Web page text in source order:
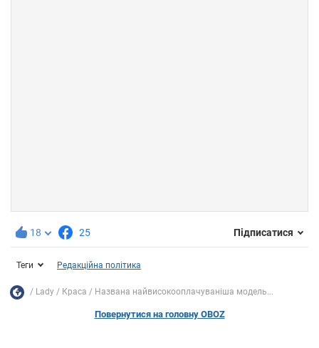
18 25 Підписатися
Теги Редакційна політика
Lady Краса Названа найвисокооплачуваніша модель...
Повернутися на головну OBOZ